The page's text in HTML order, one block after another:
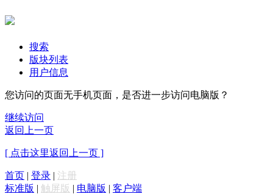
搜索
版块列表
用户信息
您访问的页面无手机页面，是否进一步访问电脑版？
继续访问
返回上一页
[ 点击这里返回上一页 ]
首页 | 登录 | 注册
标准版 | 触屏版 | 电脑版 | 客户端